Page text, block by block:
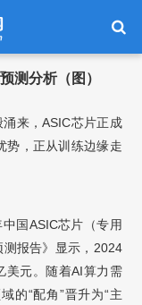
测分析（图）
来，ASIC芯片正成
势，正从训练边缘走
国ASIC芯片（专用
报告》显示，2024
美元。随着AI算力需
的“配角”晋升为“主